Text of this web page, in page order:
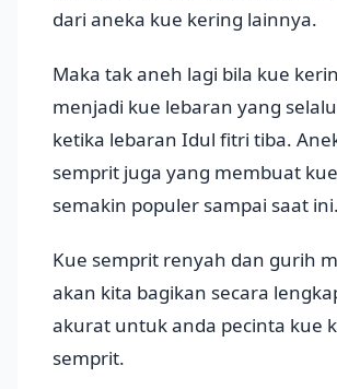
dari aneka kue kering lainnya.
Maka tak aneh lagi bila kue
menjadi kue lebaran yang
ketika lebaran Idul fitri tiba.
semprit juga yang membuat
semakin populer sampai saat ini.
Kue semprit renyah dan gurih
akan kita bagikan secara
akurat untuk anda pecinta kue
semprit.